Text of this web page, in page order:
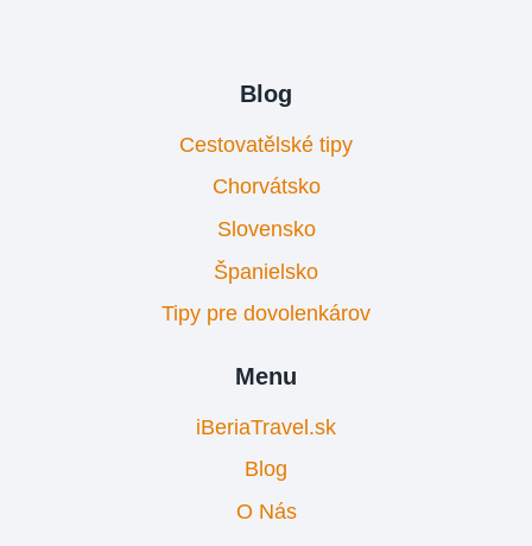
Blog
Cestovatělské tipy
Chorvátsko
Slovensko
Španielsko
Tipy pre dovolenkárov
Menu
iBeriaTravel.sk
Blog
O Nás